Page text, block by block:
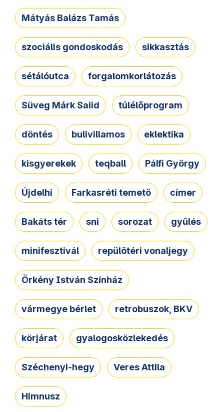
Mátyás Balázs Tamás
szociális gondoskodás sikkasztás
sétálóutca forgalomkorlátozás
Süveg Márk Saiid túlélőprogram
döntés bulivillamos eklektika
kisgyerekek teqball Pálfi György
Újdelhi Farkasréti temető címer
Bakáts tér sni sorozat gyűlés
minifesztivál repülőtéri vonaljegy
Örkény István Színház
vármegye bérlet retrobuszok, BKV
körjárat gyalogosközlekedés
Széchenyi-hegy Veres Attila
Himnusz